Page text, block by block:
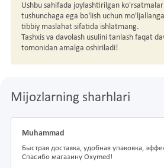
Ushbu sahifada joylashtirilgan
tushunchaga ega bo'lish uchun
tibbiy maslahat sifatida ishlatmang.
Tashxis va davolash usulini tanlash faqat
tomonidan amalga oshiriladi!
Mijozlarning sharhlari
Muhammad
Быстрая доставка, удобная упаковка,
Спасибо магазину Oxymed!